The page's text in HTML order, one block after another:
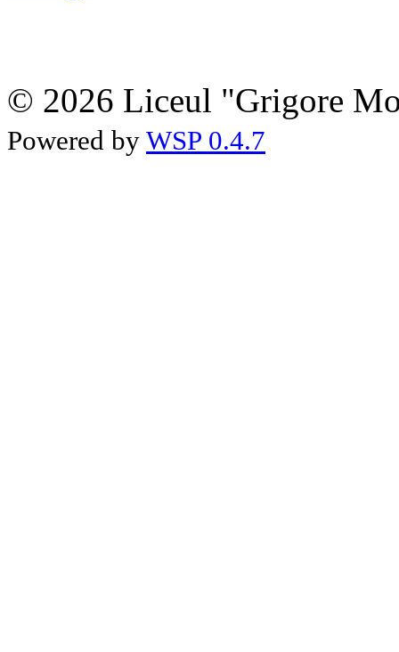
© 2026 Liceul "Grigore
Powered by WSP 0.4.7